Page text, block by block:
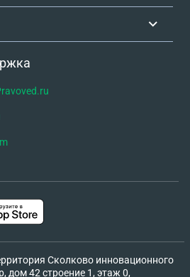
Сколково инновационного
дом 42 строение 1, этаж 0,